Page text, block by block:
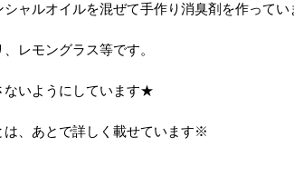
ャルオイルを混ぜて手作り消臭剤を作ってい
レモングラス等です。
ないようにしています★
、あとで詳しく載せています※